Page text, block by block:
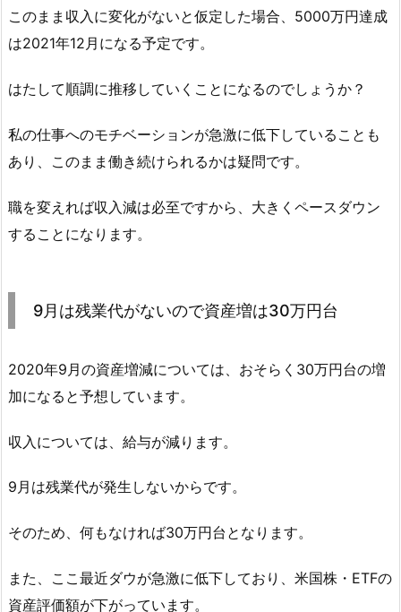
このまま収入に変化がないと仮定した場合、5000万円達成
は2021年12月になる予定です。
はたして順調に推移していくことになるのでしょうか？
私の仕事へのモチベーションが急激に低下していることも
あり、このまま働き続けられるかは疑問です。
職を変えれば収入減は必至ですから、大きくペースダウン
することになります。
9月は残業代がないので資産増は30万円台
2020年9月の資産増減については、おそらく30万円台の増
加になると予想しています。
収入については、給与が減ります。
9月は残業代が発生しないからです。
そのため、何もなければ30万円台となります。
また、ここ最近ダウが急激に低下しており、米国株・ETFの
資産評価額が下がっています。